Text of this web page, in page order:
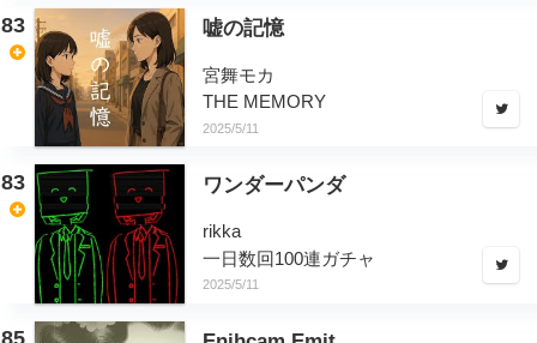
83 嘘の記憶
宮舞モカ
THE MEMORY
2025/5/11
83 ワンダーパンダ
rikka
一日数回100連ガチャ
2025/5/11
85